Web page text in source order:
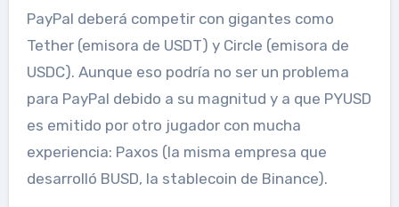
PayPal deberá competir con gigantes como
Tether (emisora de USDT) y Circle (emisora de
USDC). Aunque eso podría no ser un problema
para PayPal debido a su magnitud y a que PYUSD
es emitido por otro jugador con mucha
experiencia: Paxos (la misma empresa que
desarrolló BUSD, la stablecoin de Binance).